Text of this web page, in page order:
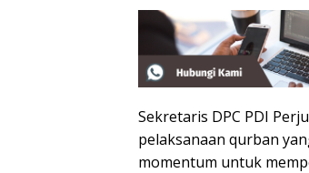
Sekretaris DPC PDI
pelaksanaan qurban
momentum untuk